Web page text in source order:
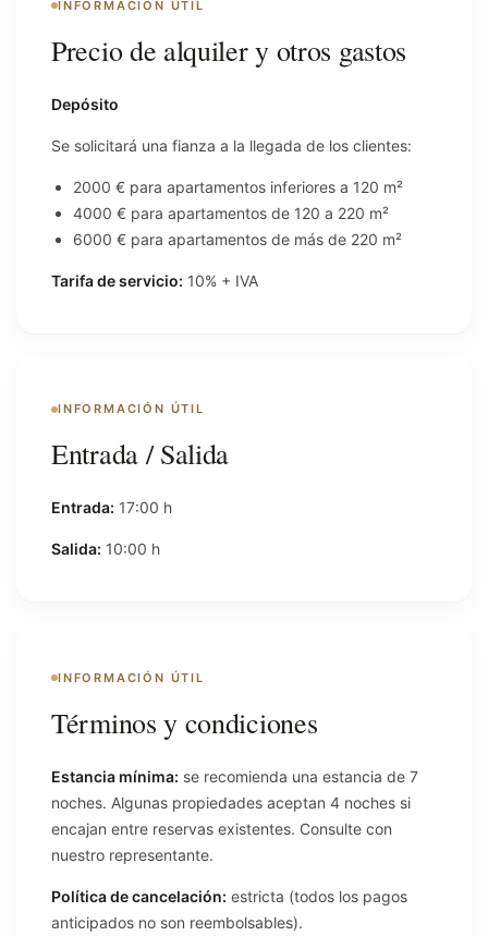
INFORMACIÓN ÚTIL
Precio de alquiler y otros gastos
Depósito
Se solicitará una fianza a la llegada de los clientes:
2000 € para apartamentos inferiores a 120 m²
4000 € para apartamentos de 120 a 220 m²
6000 € para apartamentos de más de 220 m²
Tarifa de servicio: 10% + IVA
INFORMACIÓN ÚTIL
Entrada / Salida
Entrada: 17:00 h
Salida: 10:00 h
INFORMACIÓN ÚTIL
Términos y condiciones
Estancia mínima: se recomienda una estancia de 7
noches. Algunas propiedades aceptan 4 noches si
encajan entre reservas existentes. Consulte con
nuestro representante.
Política de cancelación: estricta (todos los pagos
anticipados no son reembolsables).